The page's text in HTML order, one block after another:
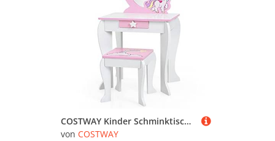
COSTWAY Kinder Schminktisch mit Hocker, rosa Frisierkommode, Prinzessin Frisiertisch mit Schublade & Abnehmbarer Spiegel, Schminkkommode für Mädchen von 3-7 Jahren (Weiß)
von COSTWAY